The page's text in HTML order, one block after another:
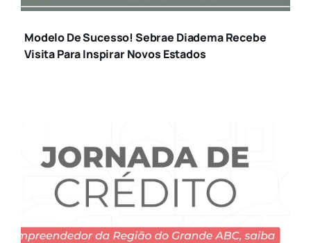
Modelo De Sucesso! Sebrae Diadema Recebe
Visita Para Inspirar Novos Estados